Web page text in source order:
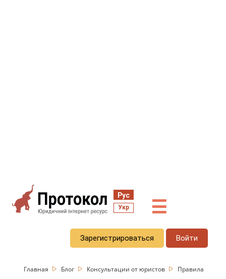
Рус
Укр ☰
Зарегистрироваться Войти
Главная Блог Консультации от юристов
Правила